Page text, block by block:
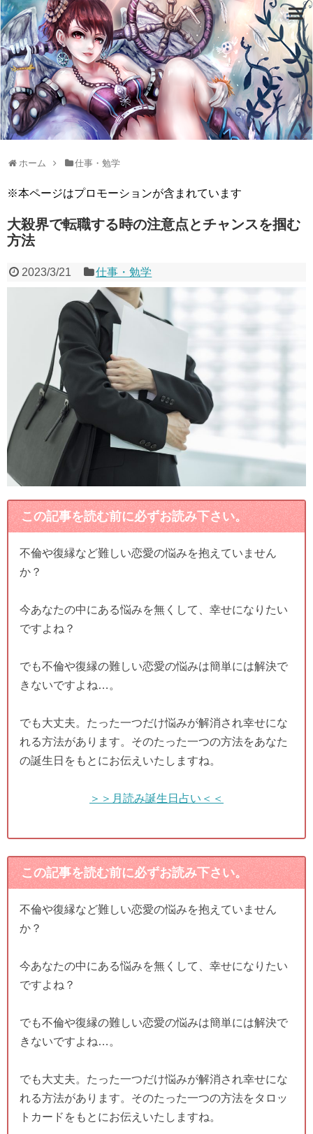
ホーム 仕事・勉学
※本ページはプロモーションが含まれています
大殺界で転職する時の注意点とチャンスを掴む
方法
2023/3/21 仕事・勉学
この記事を読む前に必ずお読み下さい。
不倫や復縁など難しい恋愛の悩みを抱えていません
か？
今あなたの中にある悩みを無くして、幸せになりたい
ですよね？
でも不倫や復縁の難しい恋愛の悩みは簡単には解決で
きないですよね…。
でも大丈夫。たった一つだけ悩みが解消され幸せにな
れる方法があります。そのたった一つの方法をあなた
の誕生日をもとにお伝えいたしますね。
＞＞月読み誕生日占い＜＜
この記事を読む前に必ずお読み下さい。
不倫や復縁など難しい恋愛の悩みを抱えていません
か？
今あなたの中にある悩みを無くして、幸せになりたい
ですよね？
でも不倫や復縁の難しい恋愛の悩みは簡単には解決で
きないですよね…。
でも大丈夫。たった一つだけ悩みが解消され幸せにな
れる方法があります。そのたった一つの方法をタロッ
トカードをもとにお伝えいたしますね。